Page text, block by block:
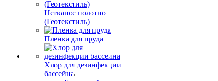
Нетканое полотно
(Геотекстиль)
Пленка для пруда
Хлор для дезинфекции
бассейна